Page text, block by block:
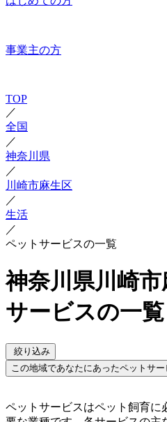
事業主の方
TOP
／
全国
／
神奈川県
／
川崎市麻生区
／
生活
／
ペットサービスの一覧
神奈川県川崎
サービスの一覧
絞り込み
この地域であなたにあったペットサ
ペットサービスはペット飼育に